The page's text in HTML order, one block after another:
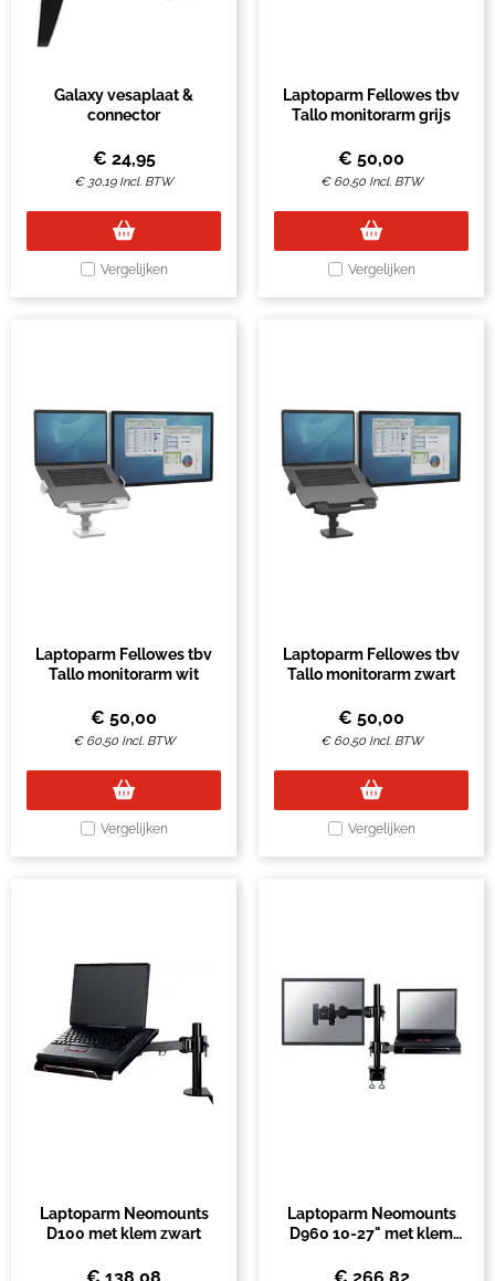
Galaxy vesaplaat &
connector
€ 24,95
€ 30,19 Incl. BTW
Vergelijken
Laptoparm Fellowes tbv
Tallo monitorarm grijs
€ 50,00
€ 60,50 Incl. BTW
Vergelijken
Laptoparm Fellowes tbv
Tallo monitorarm wit
€ 50,00
€ 60,50 Incl. BTW
Vergelijken
Laptoparm Fellowes tbv
Tallo monitorarm zwart
€ 50,00
€ 60,50 Incl. BTW
Vergelijken
Laptoparm Neomounts
D100 met klem zwart
Laptoparm Neomounts
D960 10-27" met klem